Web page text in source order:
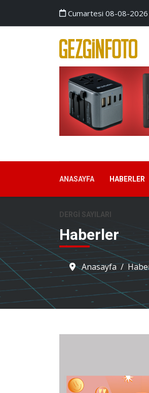
Cumartesi 08-08-2026
ANASAYFA HABERLER
DERGI SAYILARI
Haberler
Anasayfa